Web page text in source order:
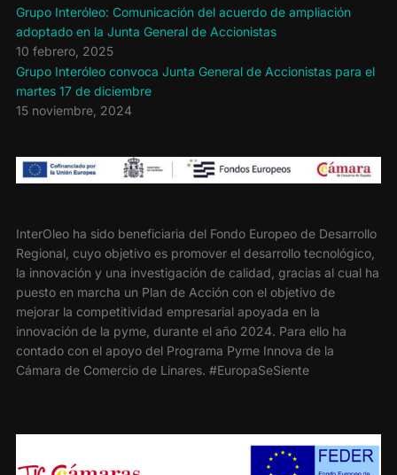
Grupo Interóleo: Comunicación del acuerdo de ampliación
adoptado en la Junta General de Accionistas
10 febrero, 2025
Grupo Interóleo convoca Junta General de Accionistas para el
martes 17 de diciembre
15 noviembre, 2024
InterOleo ha sido beneficiaria del Fondo Europeo de Desarrollo
Regional, cuyo objetivo es promover el desarrollo tecnológico,
la innovación y una investigación de calidad, gracias al cual ha
puesto en marcha un Plan de Acción con el objetivo de
mejorar la competitividad empresarial apoyada en la
innovación de la pyme, durante el año 2024. Para ello ha
contado con el apoyo del Programa Pyme Innova de la
Cámara de Comercio de Linares. #EuropaSeSiente